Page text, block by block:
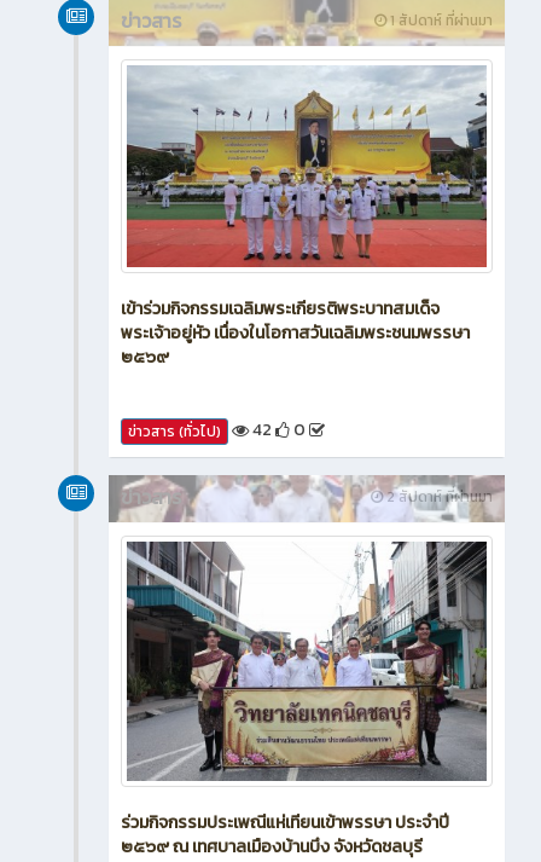
1 สัปดาห์ ที่ผ่านมา
ข่าวสาร
เข้าร่วมกิจกรรมเฉลิมพระเกียรติพระบาทสมเด็จ
พระเจ้าอยู่หัว เนื่องในโอกาสวันเฉลิมพระชนมพรรษา
๒๕๖๙
ข่าวสาร (ทั่วไป) 42 0
2 สัปดาห์ ที่ผ่านมา
ข่าวสาร
ร่วมกิจกรรมประเพณีแห่เทียนเข้าพรรษา ประจำปี
๒๕๖๙ ณ เทศบาลเมืองบ้านบึง จังหวัดชลบุรี